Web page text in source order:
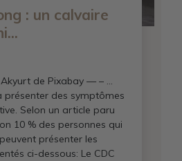
: un calvaire
de Pixabay — – …
présenter des symptômes
Selon un article paru
10 % des personnes qui
présenter les
ci-dessous: Le CDC